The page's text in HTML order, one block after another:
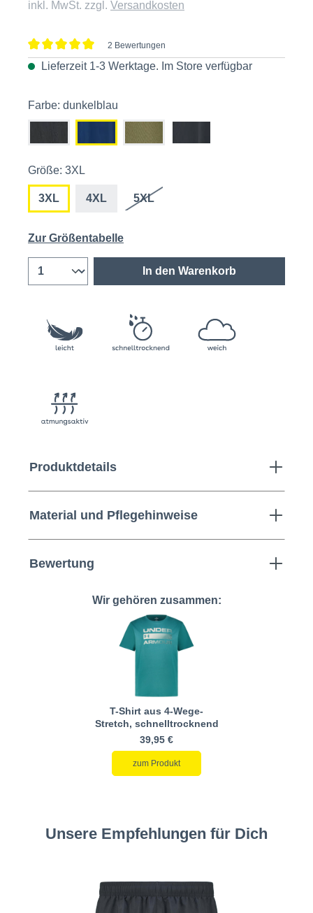
inkl. MwSt. zzgl. Versandkosten
Durchschnittliche Bewertung von 5 von 5 Sternen
2 Bewertungen
Lieferzeit 1-3 Werktage. Im Store verfügbar
Farbe: dunkelblau
Größe: 3XL
3XL 4XL 5XL
Zur Größentabelle
In den Warenkorb
Produktdetails
Material und Pflegehinweise
Bewertung
Wir gehören zusammen:
T-Shirt aus 4-Wege-
Stretch, schnelltrocknend
39,95 €
zum Produkt
Unsere Empfehlungen für Dich